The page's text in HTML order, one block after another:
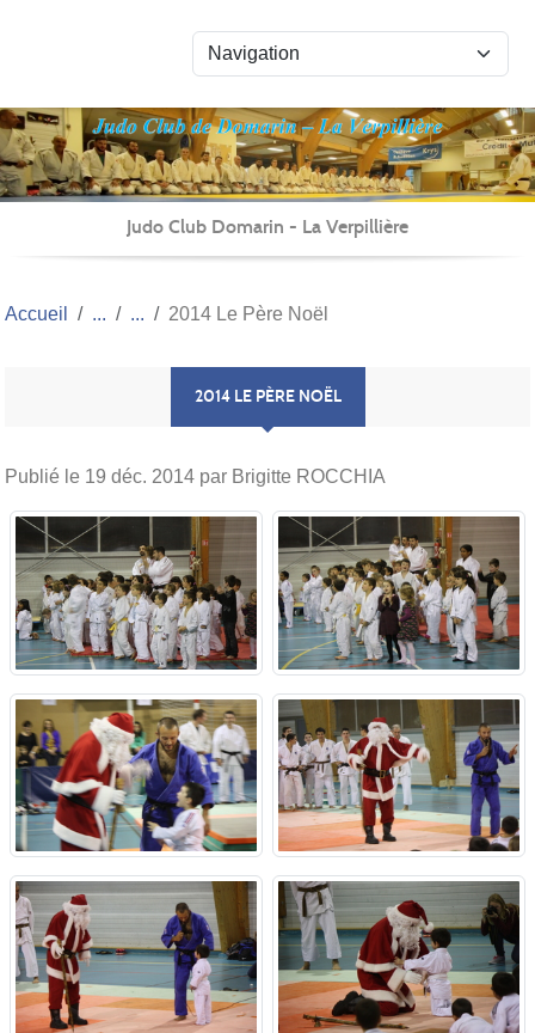
Judo Club Domarin - La Verpillière
Accueil 2014 Le Père Noël
2014 LE PÈRE NOËL
Publié le 19 déc. 2014 par Brigitte ROCCHIA